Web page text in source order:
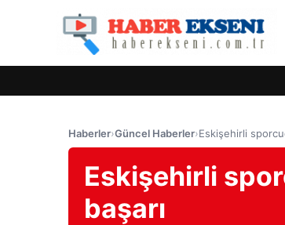
Haberler›Güncel Haberler›Eskişehirli
Eskişehirli
başarı